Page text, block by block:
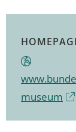
museum